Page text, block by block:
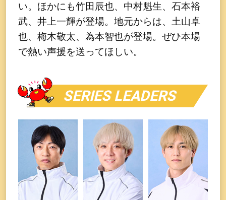
い。ほかにも竹田辰也、中村魁生、石本裕
武、井上一輝が登場。地元からは、土山卓
也、梅木敬太、為本智也が登場。ぜひ本場
で熱い声援を送ってほしい。
SERIES LEADERS